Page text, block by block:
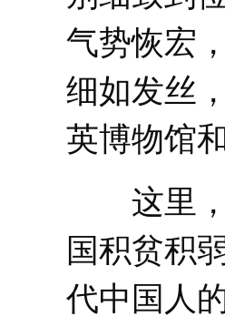
气势恢宏
细如发丝
英博物馆
这里，
国积贫积
代中国人